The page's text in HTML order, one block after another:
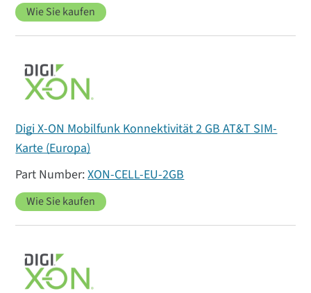
Wie Sie kaufen
Digi X-ON Mobilfunk Konnektivität 2 GB AT&T SIM-
Karte (Europa)
XON-CELL-EU-2GB
Wie Sie kaufen